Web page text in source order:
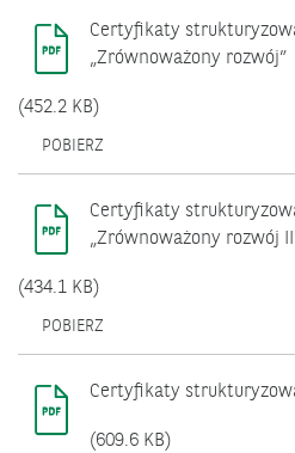
NOWYM
OKNIE.
Certyfikaty
„Zrównoważony rozwój”
(452.2 KB)
POBIERZ
NOWYM
OKNIE.
Certyfikaty
„Zrównoważony rozwój
(434.1 KB)
POBIERZ
NOWYM
OKNIE.
Certyfikaty
(609.6 KB)